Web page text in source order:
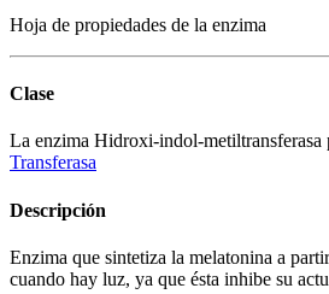
Hoja de propiedades de la enzima
Clase
La enzima Hidroxi-indol-metiltransferasa
Transferasa
Descripción
Enzima que sintetiza la melatonina a
cuando hay luz, ya que ésta inhibe su